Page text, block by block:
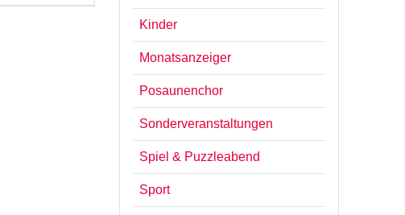
Kinder
Monatsanzeiger
Posaunenchor
Sonderveranstaltungen
Spiel & Puzzleabend
Sport